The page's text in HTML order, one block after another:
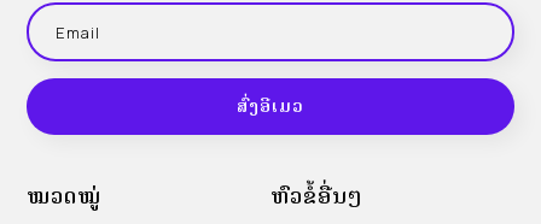
ສົ່ງອີເມວ
ໝວດໝູ່ ຫົວຂໍ້ອື່ນໆ